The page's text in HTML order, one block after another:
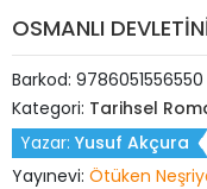
OSMANLI
Barkod: 9786051556550
Kategori: Tarihsel
Yazar: Yusuf Akçura
Yayınevi: Ötüken